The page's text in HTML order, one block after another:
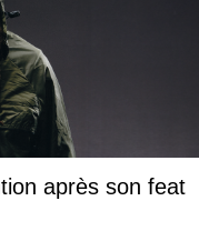
après son feat